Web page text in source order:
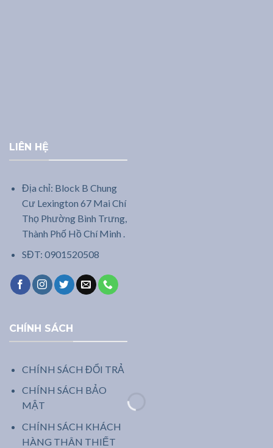
LIÊN HỆ
Địa chỉ: Block B Chung
Cư Lexington 67 Mai Chí
Thọ Phường Bình Trưng,
Thành Phố Hồ Chí Minh .
SĐT: 0901520508
CHÍNH SÁCH
CHÍNH SÁCH ĐỔI TRẢ
CHÍNH SÁCH BẢO
MẬT
CHÍNH SÁCH KHÁCH
HÀNG THÂN THIẾT